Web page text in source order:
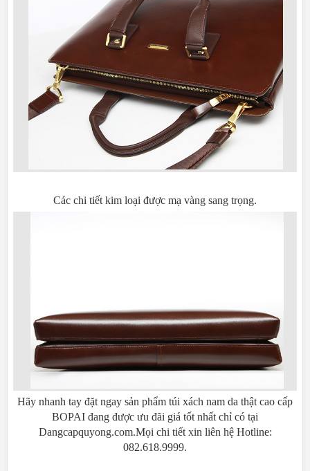
Các chi tiết kim loại được mạ vàng sang trọng.
Hãy nhanh tay đặt ngay sản phẩm túi xách nam da thật cao cấp
BOPAI đang được ưu đãi giá tốt nhất chỉ có tại
Dangcapquyong.com.Mọi chi tiết xin liên hệ Hotline:
082.618.9999.